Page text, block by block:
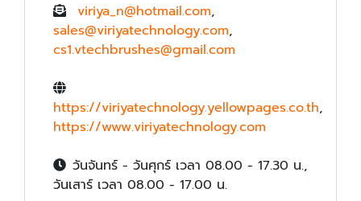
viriya_n@hotmail.com,
sales@viriyatechnology.com,
cs1.vtechbrushes@gmail.com
https://viriyatechnology.yellowpages.co.th,
https://www.viriyatechnology.com
วันจันทร์ - วันศุกร์ เวลา 08.00 - 17.30 น.,
วันเสาร์ เวลา 08.00 - 17.00 น.